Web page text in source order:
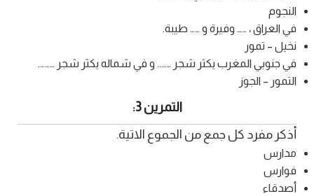
النجوم
في العراق ، …… وفيرة و …… طيبة.
نخيل – تمور
في جنوبي المغرب يكثر شجر …….. و في شماله يكثر شجر ……….
التمور – الجوز
التمرين 3:
أذكر مفرد كل جمع من الجموع الاتية.
مدارس
فوارس
أصدقاء